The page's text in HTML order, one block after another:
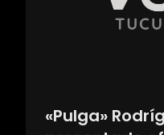
«Pulga»